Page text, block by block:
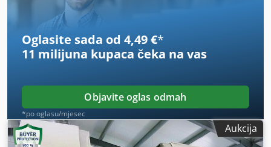
Oglasite sada od 4,49 €*
11 milijuna kupaca čeka na vas
Objavite oglas odmah
*po oglasu/mjesec
Aukcija